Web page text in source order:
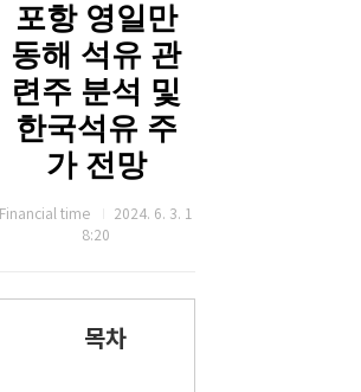
포항 영일만
동해 석유 관
련주 분석 및
한국석유 주
가 전망
Financial time
2024. 6. 3. 1
8:20
목차